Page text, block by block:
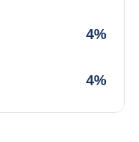
4%
4%